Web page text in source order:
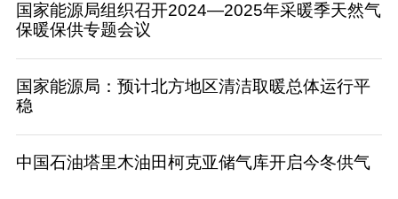
国家能源局组织召开2024—2025年采暖季天然气
保暖保供专题会议
国家能源局：预计北方地区清洁取暖总体运行平
稳
中国石油塔里木油田柯克亚储气库开启今冬供气